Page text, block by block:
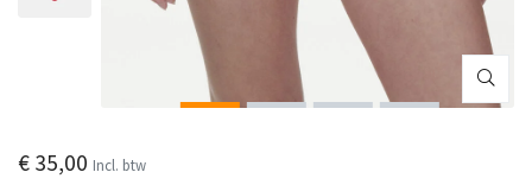
€ 35,00 Incl. btw